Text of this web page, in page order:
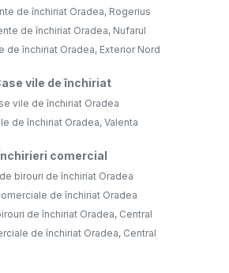
de închiriat Oradea, Rogerius
de închiriat Oradea, Nufarul
de închiriat Oradea, Exterior Nord
vile de închiriat
vile de închiriat Oradea
de închiriat Oradea, Valenta
comercial
birouri de închiriat Oradea
de închiriat Oradea
de închiriat Oradea, Central
de închiriat Oradea, Central